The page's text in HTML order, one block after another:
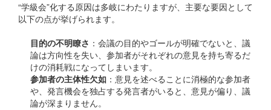
“学級会”化する原因は多岐にわたりますが、主要な要因として
以下の点が挙げられます。
目的の不明瞭さ ：会議の目的やゴールが明確でないと、議
論は方向性を失い、参加者がそれぞれの意見を持ち寄るだ
けの消耗戦になってしまいます。
参加者の主体性欠如 ：意見を述べることに消極的な参加者
や、発言機会を独占する発言者がいると、意見が偏り、議
論が深まりません。